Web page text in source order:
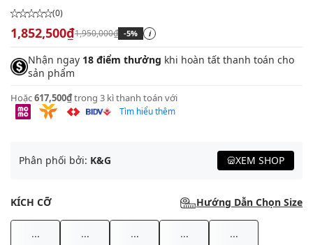
(0)
1,852,500₫1,950,000₫ -5% i
Nhận ngay 18 điểm thưởng khi hoàn tất thanh toán cho
sản phẩm
Hoặc617,500₫trong 3 kì thanh toán với
Tìm hiểu thêm
Phân phối bởi: K&G XEM SHOP
KÍCH CỠ Hướng Dẫn Chọn Size
... ... ... ... ...